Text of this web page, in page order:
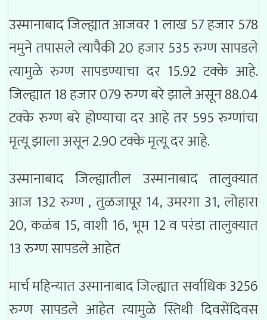
उस्मानाबाद जिल्ह्यात आजवर 1 लाख 57 हजार 578
नमुने तपासले त्यापैकी 20 हजार 535 रुग्ण सापडले
त्यामुळे रुग्ण सापडण्याचा दर 15.92 टक्के आहे.
जिल्ह्यात 18 हजार 079 रुग्ण बरे झाले असून 88.04
टक्के रुग्ण बरे होण्याचा दर आहे तर 595 रुग्णांचा
मृत्यू झाला असून 2.90 टक्के मृत्यू दर आहे.
उस्मानाबाद जिल्ह्यातील उस्मानाबाद तालुक्यात
आज 132 रुग्ण , तुळजापूर 14, उमरगा 31, लोहारा
20, कळंब 15, वाशी 16, भूम 12 व परंडा तालुक्यात
13 रुग्ण सापडले आहेत
मार्च महिन्यात उस्मानाबाद जिल्ह्यात सर्वाधिक 3256
रुग्ण सापडले आहेत त्यामुळे स्तिथी दिवसेंदिवस